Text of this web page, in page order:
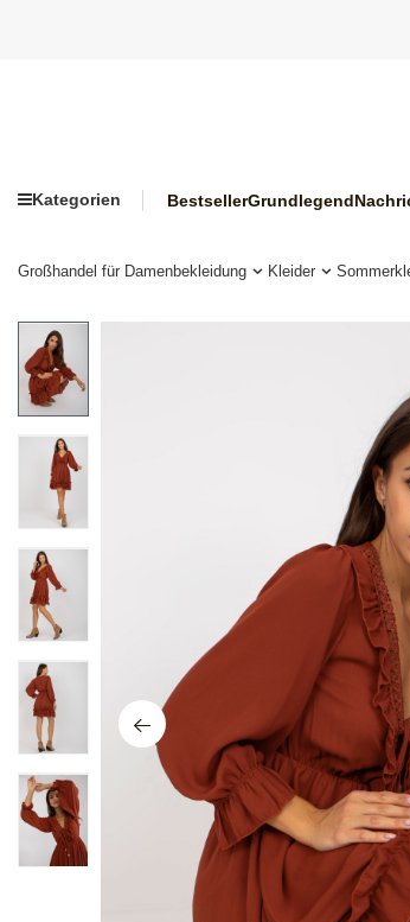
Kategorien BestsellerGrundlegend
Großhandel für Damenbekleidung Kleider